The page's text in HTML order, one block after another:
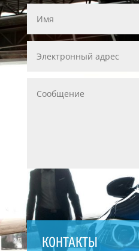
КОНТАКТЫ